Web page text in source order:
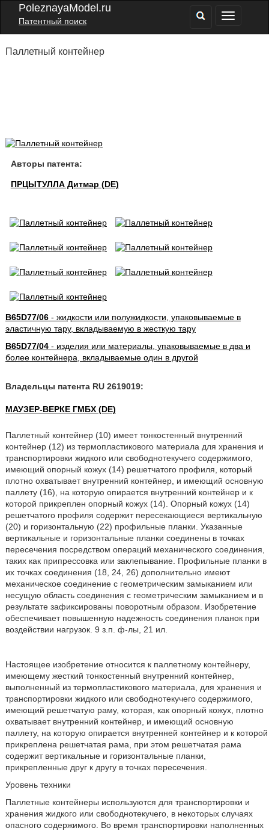
PoleznayaModel.ru
Патентный поиск
Паллетный контейнер
Авторы патента:
ПРЦЫТУЛЛА Дитмар (DE)
B65D77/06- жидкости или полужидкости, упаковываемые в
эластичную тару, вкладываемую в жесткую тару
B65D77/04- изделия или материалы, упаковываемые в два и
более контейнера, вкладываемые один в другой
Владельцы патента RU 2619019:
МАУЗЕР-ВЕРКЕ ГМБХ (DE)
Паллетный контейнер (10) имеет тонкостенный внутренний
контейнер (12) из термопластикового материала для хранения и
транспортировки жидкого или свободнотекучего содержимого,
имеющий опорный кожух (14) решетчатого профиля, который
плотно охватывает внутренний контейнер, и имеющий основную
паллету (16), на которую опирается внутренний контейнер и к
которой прикреплен опорный кожух (14). Опорный кожух (14)
решетчатого профиля содержит пересекающиеся вертикальную
(20) и горизонтальную (22) профильные планки. Указанные
вертикальные и горизонтальные планки соединены в точках
пересечения посредством операций механического соединения,
таких как припрессовка или заклепывание. Профильные планки в
их точках соединения (18, 24, 26) дополнительно имеют
механическое соединение с геометрическим замыканием или
несущую область соединения с геометрическим замыканием и в
результате зафиксированы поворотным образом. Изобретение
обеспечивает повышенную надежность соединения планок при
воздействии нагрузок. 9 з.п. ф-лы, 21 ил.
Настоящее изобретение относится к паллетному контейнеру,
имеющему жесткий тонкостенный внутренний контейнер,
выполненный из термопластикового материала, для хранения и
транспортировки жидкого или свободнотекучего содержимого,
имеющий решетчатую раму, которая, как опорный кожух, плотно
охватывает внутренний контейнер, и имеющий основную
паллету, на которую опирается внутренней контейнер и к которой
прикреплена решетчатая рама, при этом решетчатая рама
содержит вертикальные и горизонтальные планки,
прикрепленные друг к другу в точках пересечения.
Уровень техники
Паллетные контейнеры используются для транспортировки и
хранения жидкого или свободнотекучего, в некоторых случаях
опасного содержимого. Во время транспортировки наполненных